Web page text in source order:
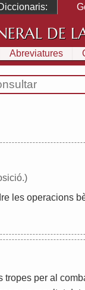
DE
Abreviatures
les operacions
tropes per al